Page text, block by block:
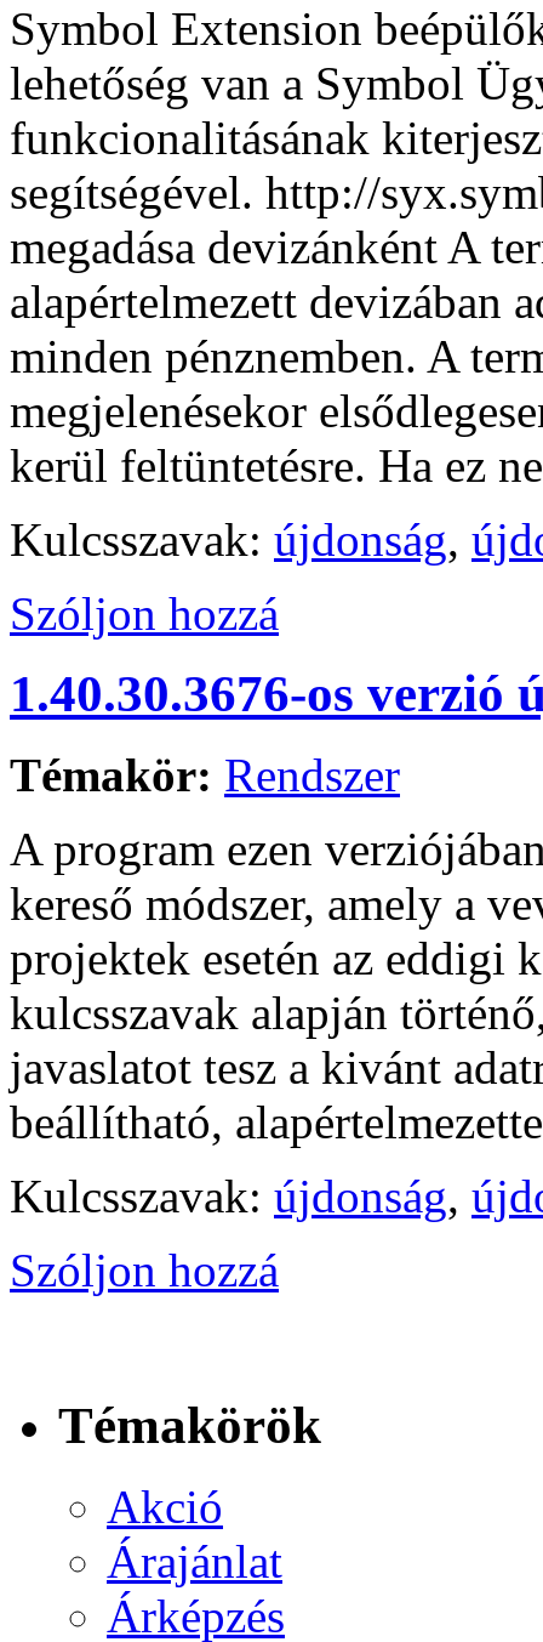
Symbol Extension
lehetőség van a Symbol
funkcionalitásának
segítségével. http://
megadása devizánként A
alapértelmezett devizában
minden pénznemben. A
megjelenésekor
kerül feltüntetésre. Ha ez
Kulcsszavak: újdonság,
Szóljon hozzá
1.40.30.3676-os verzió
Témakör: Rendszer
A program ezen
kereső módszer, amely a
projektek esetén az eddigi
kulcsszavak alapján
javaslatot tesz a kivánt
beállítható,
Kulcsszavak: újdonság,
Szóljon hozzá
Témakörök
Akció
Árajánlat
Árképzés